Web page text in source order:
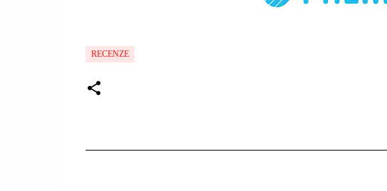
RECENZE